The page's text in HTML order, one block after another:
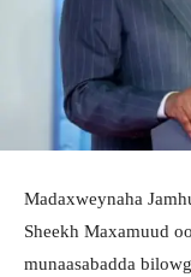
Madaxweynaha
Sheekh Maxamuud
munaasabadda